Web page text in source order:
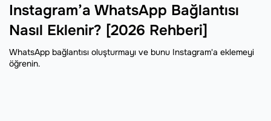
Instagram’a WhatsApp Bağlantısı
Nasıl Eklenir? [2026 Rehberi]
WhatsApp bağlantısı oluşturmayı ve bunu Instagram'a eklemeyi
öğrenin.